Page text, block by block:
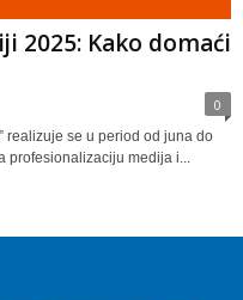
2025: Kako domaći
0
realizuje se u period od juna do
profesionalizaciju medija i...